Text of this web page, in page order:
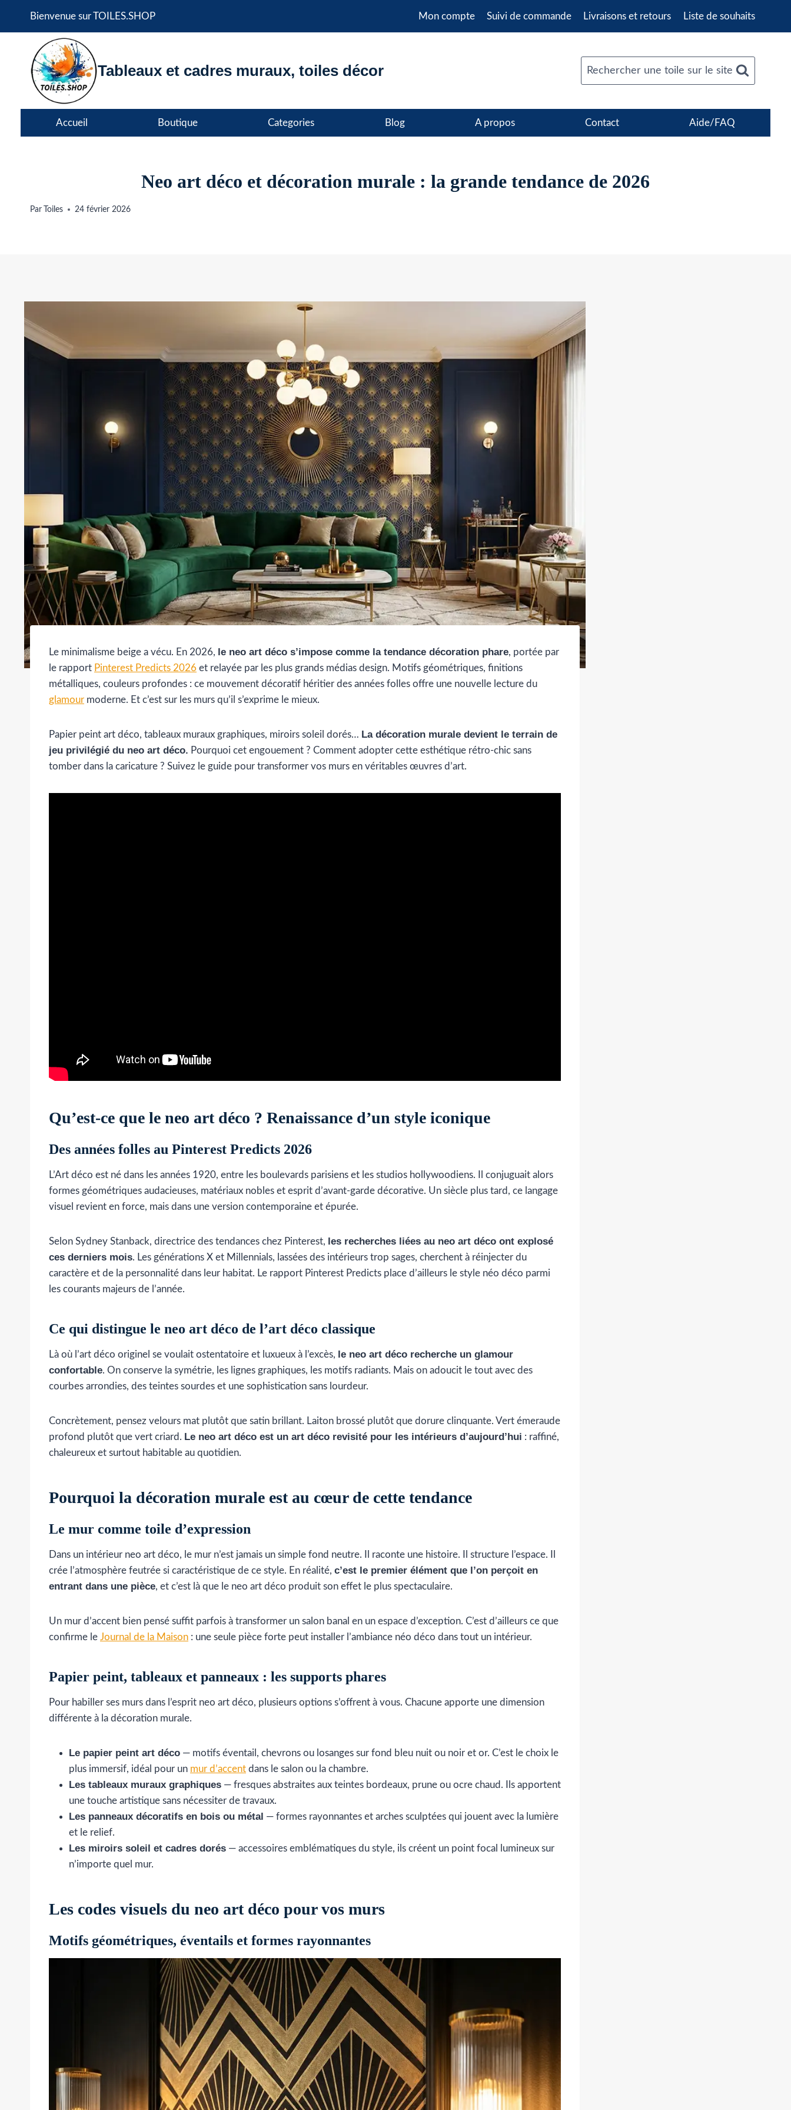
Bienvenue sur TOILES.SHOP Mon compte Suivi de commande Livraisons et retours Liste de souhaits
Tableaux et cadres muraux, toiles décor Rechercher une toile sur le site
Accueil Boutique Categories Blog A propos Contact Aide/FAQ
Neo art déco et décoration murale : la grande tendance de 2026
Par Toiles 24 février 2026
Le minimalisme beige a vécu. En 2026, le neo art déco s’impose comme la tendance décoration phare, portée par
le rapport Pinterest Predicts 2026 et relayée par les plus grands médias design. Motifs géométriques, finitions
métalliques, couleurs profondes : ce mouvement décoratif héritier des années folles offre une nouvelle lecture du
glamour moderne. Et c’est sur les murs qu’il s’exprime le mieux.
Papier peint art déco, tableaux muraux graphiques, miroirs soleil dorés… La décoration murale devient le terrain de
jeu privilégié du neo art déco. Pourquoi cet engouement ? Comment adopter cette esthétique rétro-chic sans
tomber dans la caricature ? Suivez le guide pour transformer vos murs en véritables œuvres d’art.
Qu’est-ce que le neo art déco ? Renaissance d’un style iconique
Des années folles au Pinterest Predicts 2026
L’Art déco est né dans les années 1920, entre les boulevards parisiens et les studios hollywoodiens. Il conjuguait alors
formes géométriques audacieuses, matériaux nobles et esprit d’avant-garde décorative. Un siècle plus tard, ce langage
visuel revient en force, mais dans une version contemporaine et épurée.
Selon Sydney Stanback, directrice des tendances chez Pinterest, les recherches liées au neo art déco ont explosé
ces derniers mois. Les générations X et Millennials, lassées des intérieurs trop sages, cherchent à réinjecter du
caractère et de la personnalité dans leur habitat. Le rapport Pinterest Predicts place d’ailleurs le style néo déco parmi
les courants majeurs de l’année.
Ce qui distingue le neo art déco de l’art déco classique
Là où l’art déco originel se voulait ostentatoire et luxueux à l’excès, le neo art déco recherche un glamour
confortable. On conserve la symétrie, les lignes graphiques, les motifs radiants. Mais on adoucit le tout avec des
courbes arrondies, des teintes sourdes et une sophistication sans lourdeur.
Concrètement, pensez velours mat plutôt que satin brillant. Laiton brossé plutôt que dorure clinquante. Vert émeraude
profond plutôt que vert criard. Le neo art déco est un art déco revisité pour les intérieurs d’aujourd’hui : raffiné,
chaleureux et surtout habitable au quotidien.
Pourquoi la décoration murale est au cœur de cette tendance
Le mur comme toile d’expression
Dans un intérieur neo art déco, le mur n’est jamais un simple fond neutre. Il raconte une histoire. Il structure l’espace. Il
crée l’atmosphère feutrée si caractéristique de ce style. En réalité, c’est le premier élément que l’on perçoit en
entrant dans une pièce, et c’est là que le neo art déco produit son effet le plus spectaculaire.
Un mur d’accent bien pensé suffit parfois à transformer un salon banal en un espace d’exception. C’est d’ailleurs ce que
confirme le Journal de la Maison : une seule pièce forte peut installer l’ambiance néo déco dans tout un intérieur.
Papier peint, tableaux et panneaux : les supports phares
Pour habiller ses murs dans l’esprit neo art déco, plusieurs options s’offrent à vous. Chacune apporte une dimension
différente à la décoration murale.
Le papier peint art déco — motifs éventail, chevrons ou losanges sur fond bleu nuit ou noir et or. C’est le choix le
plus immersif, idéal pour un mur d’accent dans le salon ou la chambre.
Les tableaux muraux graphiques — fresques abstraites aux teintes bordeaux, prune ou ocre chaud. Ils apportent
une touche artistique sans nécessiter de travaux.
Les panneaux décoratifs en bois ou métal — formes rayonnantes et arches sculptées qui jouent avec la lumière
et le relief.
Les miroirs soleil et cadres dorés — accessoires emblématiques du style, ils créent un point focal lumineux sur
n’importe quel mur.
Les codes visuels du neo art déco pour vos murs
Motifs géométriques, éventails et formes rayonnantes